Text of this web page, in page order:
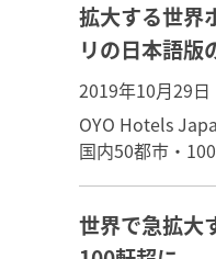
拡大する世界
リの日本語版
2019年10月29日
OYO Hotels
国内50都市・
世界で急拡大